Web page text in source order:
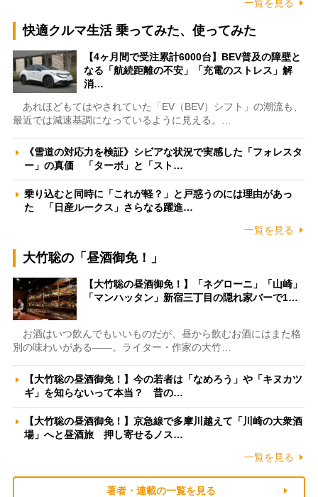
一覧を見る
快適クルマ生活 乗ってみた、使ってみた
【4ヶ月間で受注累計6000台】BEV普及の障壁と
なる「航続距離の不安」「充電のストレス」解
消…
あれほどもてはやされていた「EV（BEV）シフト」の潮流も、
最近では減速基調になっているように見える。…
《雪道の対応力を検証》シビアな状況で実感した「フォレスタ
ー」の真価 「ターボ」と「スト…
乗り込むと同時に「これが軽？」と戸惑うのには理由があっ
た 「日産ルークス」さらなる躍進…
一覧を見る
大竹聡の「昼酒御免！」
【大竹聡の昼酒御免！】「ネグローニ」「山崎」
「マンハッタン」新宿三丁目の隠れ家バーで1…
お酒はいつ飲んでもいいものだが、昼から飲むお酒にはまた格
別の味わいがある――。ライター・作家の大竹…
【大竹聡の昼酒御免！】今の若者は「なめろう」や「キヌカツ
ギ」を知らないって本当？ 昔の…
【大竹聡の昼酒御免！】京急線で多摩川越えて「川崎の大衆酒
場」へと昼酒旅 押し寄せるノス…
一覧を見る
著者・連載の一覧を見る